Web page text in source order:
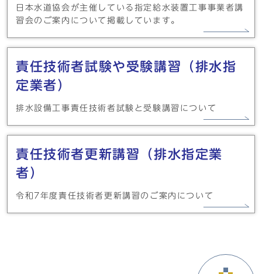
日本水道協会が主催している指定給水装置工事事業者講
習会のご案内について掲載しています。
責任技術者試験や受験講習（排水指
定業者）
排水設備工事責任技術者試験と受験講習について
責任技術者更新講習（排水指定業
者）
令和7年度責任技術者更新講習のご案内について